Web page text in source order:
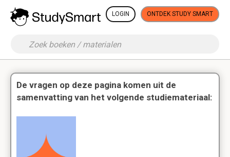
LOGIN ONTDEK STUDY SMART
De vragen op deze pagina komen uit de
samenvatting van het volgende studiemateriaal: